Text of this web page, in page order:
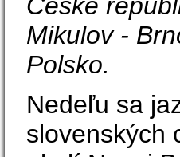
České
Mikulov -
Polsko.
Nedeľu sa
slovenských